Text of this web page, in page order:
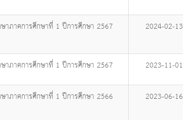
าภาคการศึกษาที่ 1 ปีการศึกษา 2567
2024-02-13
าภาคการศึกษาที่ 1 ปีการศึกษา 2567 2023-11-01
าภาคการศึกษาที่ 1 ปีการศึกษา 2566
2023-06-16